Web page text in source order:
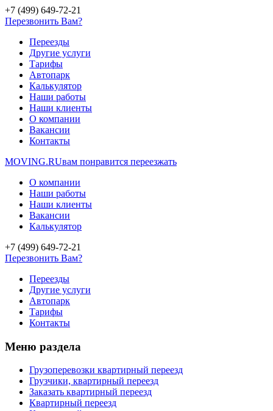
+7 (499) 649-72-21
Перезвонить Вам?
Переезды
Другие услуги
Тарифы
Автопарк
Калькулятор
Наши работы
Наши клиенты
О компании
Вакансии
Контакты
MOVING.RUвам понравится переезжать
О компании
Наши работы
Наши клиенты
Вакансии
Калькулятор
+7 (499) 649-72-21
Перезвонить Вам?
Переезды
Другие услуги
Автопарк
Тарифы
Контакты
Меню раздела
Грузоперевозки квартирный переезд
Грузчики, квартирный переезд
Заказать квартирный переезд
Квартирный переезд